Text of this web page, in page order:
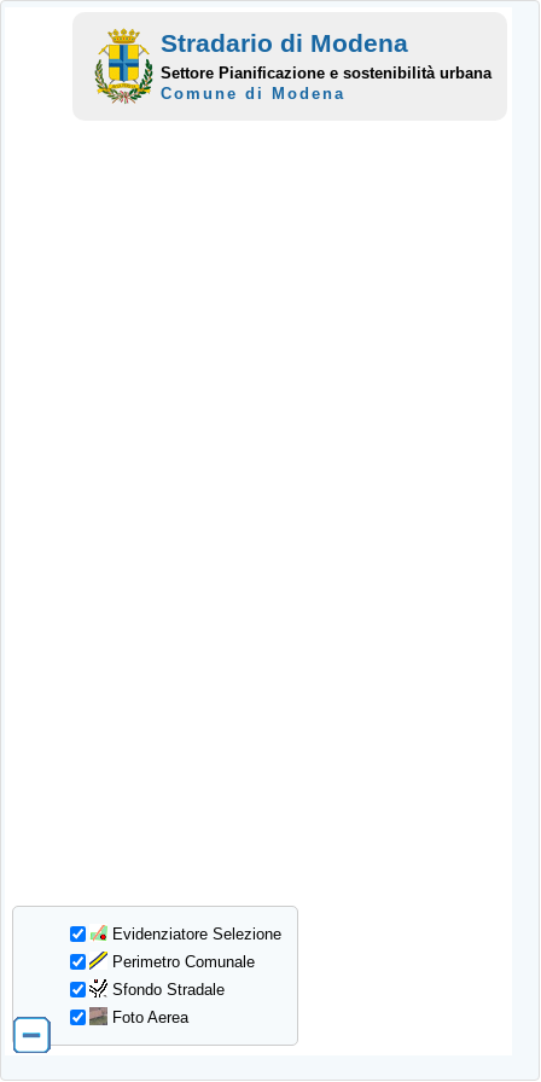
Evidenziatore Selezione
Perimetro Comunale
Sfondo Stradale
Foto Aerea
Stradario di Modena
Settore Pianificazione e sostenibilità urbana
Comune di Modena